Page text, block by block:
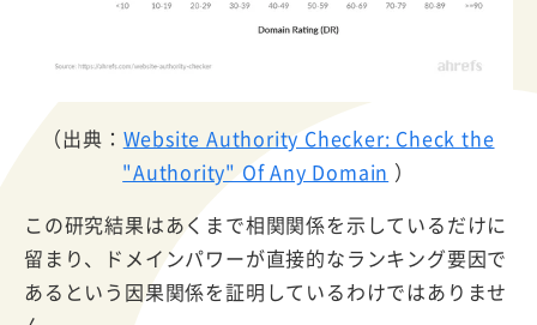
（出典： Website Authority Checker: Check the
"Authority" Of Any Domain ）
この研究結果はあくまで相関関係を示しているだけに
留まり、ドメインパワーが直接的なランキング要因で
あるという因果関係を証明しているわけではありませ